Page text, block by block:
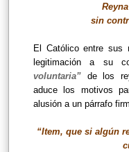
sin
El Católico entre sus
legitimación a su
voluntaria” de los
aduce los motivos
alusión a un párrafo
“Item, que si algún